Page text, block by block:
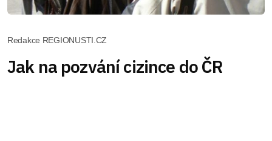
Redakce REGIONUSTI.CZ
Jak na pozvání cizince do ČR